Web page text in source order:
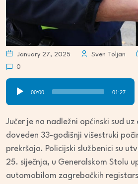
January 27, 2025 Sven Toljan
0
Audio
Player
00:00 01:27
Jučer je na nadležni općinski sud
doveden 33-godišnji višestruki
prekršaja. Policijski službenici su
25. siječnja, u Generalskom Stolu
automobilom zagrebačkih